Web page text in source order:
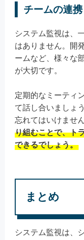
チームの連
システム監視は、
はありません。開
ームなど、様々な
が大切です。
定期的なミーティ
て話し合いましょ
忘れてはいけません
り組むことで、ト
できるでしょう。
まとめ
システム監視は、